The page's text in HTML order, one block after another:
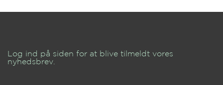
Log ind på siden for at blive tilmeldt vores
nyhedsbrev.